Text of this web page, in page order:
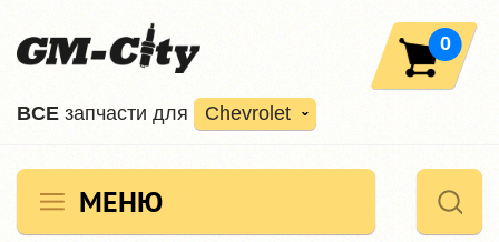
ВCE запчасти для Chevrolet
0
МЕНЮ